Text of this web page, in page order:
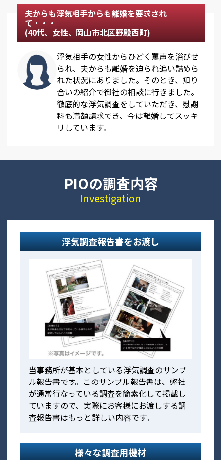
夫からも浮気相手からも離婚を要求され
て・・・
(40代、女性、岡山市北区野殿西町)
浮気相手の女性からひどく罵声を浴びせ
られ、夫からも離婚を迫られ追い詰めら
れた状況にありました。そのとき、知り
合いの紹介で御社の相談に行きました。
徹底的な浮気調査をしていただき、慰謝
料も満額請求でき、今は離婚してスッキ
リしています。
PIOの調査内容
Investigation
浮気調査報告書をお渡し
当事務所が基本としている浮気調査のサンプ
ル報告書です。このサンプル報告書は、弊社
が通常行なっている調査を簡素化して掲載し
ていますので、実際にお客様にお渡しする調
査報告書はもっと詳しい内容です。
様々な調査用機材